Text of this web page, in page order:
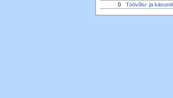
0
Töövõtu- ja